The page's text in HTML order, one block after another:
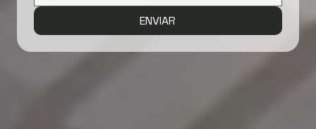
ENVIAR